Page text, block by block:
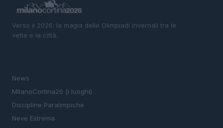
Verso il 2026: la magia delle Olimpiadi invernali tra le
vette e la città.
News
MIlanoCortina26 (i luoghi)
Discipline Paralimpiche
Neve Estrema